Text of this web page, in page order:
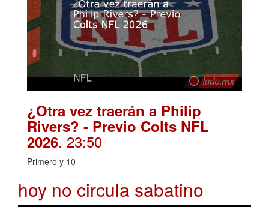
¿Otra vez traerán a Philip
Rivers? - Previo Colts NFL
2026. 23:50
Primero y 10
hoy no circula sabatino